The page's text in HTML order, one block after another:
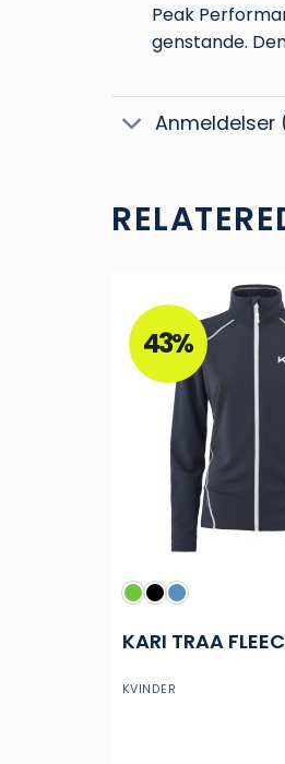
Peak
genstande.
Anmeldelser
43%
KVINDER
KARI TRAA